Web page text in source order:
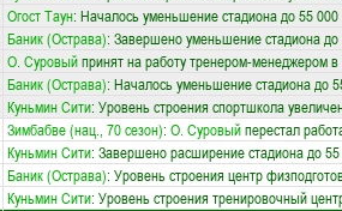
Огост Таун: Началось уменьшение стадиона до 55 000
Баник (Острава): Завершено уменьшение стадиона до
О. Суровыйпринят на работу тренером-менеджером
Баник (Острава): Началось уменьшение стадиона до
Куньмин Сити: Уровень строения спортшкола
Зимбабве (нац., 70 сезон): О. Суровыйперестал
Куньмин Сити: Завершено расширение стадиона до
Баник (Острава): Уровень строения центр
Куньмин Сити: Уровень строения тренировочный